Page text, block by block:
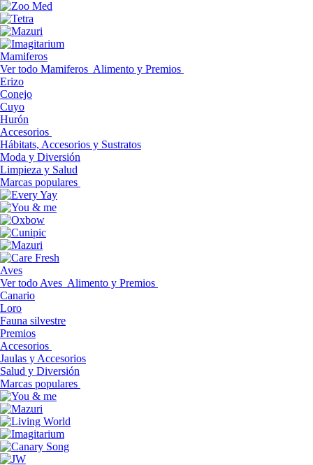
Mamiferos
Ver todo Mamiferos Alimento y Premios
Erizo
Conejo
Cuyo
Hurón
Accesorios
Hábitats, Accesorios y Sustratos
Moda y Diversión
Limpieza y Salud
Marcas populares
Aves
Ver todo Aves Alimento y Premios
Canario
Loro
Fauna silvestre
Premios
Accesorios
Jaulas y Accesorios
Salud y Diversión
Marcas populares